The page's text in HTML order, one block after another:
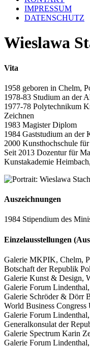
IMPRESSUM
DATENSCHUTZ
Wieslawa
Vita
1958 geboren in Chelm,
1978-83 Studium an der
1977-78 Polytechnikum
Zeichnen
1983 Magister Diplom
1984 Gaststudium an der
2000 Kunsthochschule
Seit 2013 Dozentur für
Kunstakademie
Auszeichnungen
1984 Stipendium des
Einzelausstellungen
Galerie MKPIK, Chelm,
Botschaft der Republik
Galerie Kunst & Design,
Galerie Forum
Galerie Schröder & Dörr
World Business
Galerie Forum
Generalkonsulat der
Galerie Spectrum Karin
Galerie Forum